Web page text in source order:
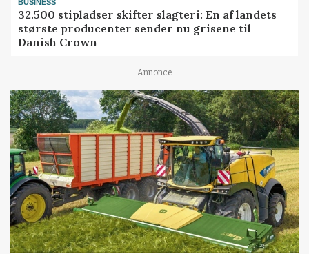
BUSINESS
32.500 stipladser skifter slagteri: En af landets
største producenter sender nu grisene til
Danish Crown
Annonce